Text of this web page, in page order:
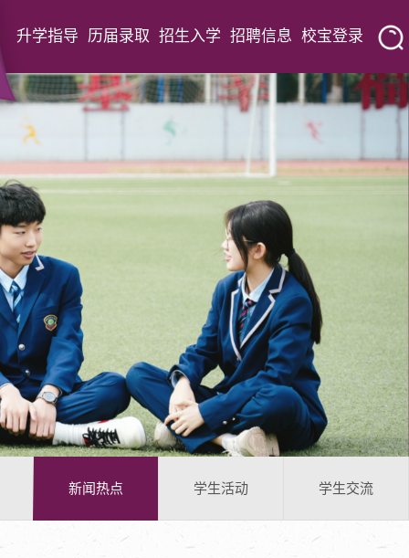
升学指导 历届录取 招生入学 招聘信息 校宝登录
新闻热点 学生活动 学生交流